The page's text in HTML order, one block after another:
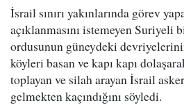
İsrail sınırı yakınlarında görev
açıklanmasını istemeyen
ordusunun güneydeki
köyleri basan ve kapı kapı
toplayan ve silah arayan İsrail
gelmekten kaçındığını söyledi.